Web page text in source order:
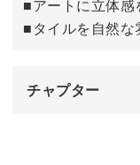
のアートは、特に
ピンクに紫の色味
の色味に変えたり
■アートに立体感
■タイルを自然
チャプター